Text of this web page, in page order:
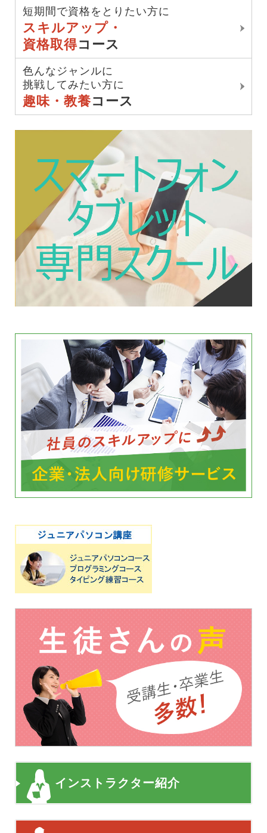
短期間で資格をとりたい方に
スキルアップ・
資格取得コース
色んなジャンルに
挑戦してみたい方に
趣味・教養コース
インストラクター紹介